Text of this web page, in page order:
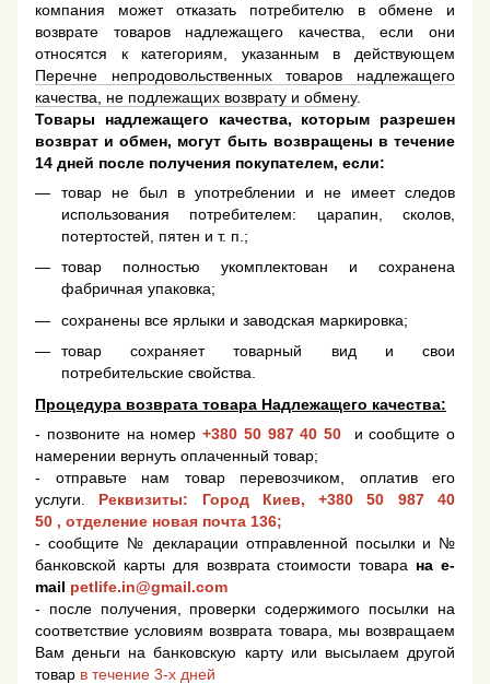
компания может отказать потребителю в обмене и
возврате товаров надлежащего качества, если они
относятся к категориям, указанным в действующем
Перечне непродовольственных товаров надлежащего
качества, не подлежащих возврату и обмену.
Товары надлежащего качества, которым разрешен
возврат и обмен, могут быть возвращены в течение
14 дней после получения покупателем, если:
товар не был в употреблении и не имеет следов
использования потребителем: царапин, сколов,
потертостей, пятен и т. п.;
товар полностью укомплектован и сохранена
фабричная упаковка;
сохранены все ярлыки и заводская маркировка;
товар сохраняет товарный вид и свои
потребительские свойства.
Процедура возврата товара Надлежащего качества:
- позвоните на номер +380 50 987 40 50
и сообщите о
намерении вернуть оплаченный товар;
- отправьте нам товар перевозчиком, оплатив его
услуги. Реквизиты: Город Киев,+380 50 987 40
50 , отделение новая почта 136;
- сообщите № декларации отправленной посылки и №
банковской карты для возврата стоимости товара на e-
mail petlife.in@gmail.com
- после получения, проверки содержимого посылки на
соответствие условиям возврата товара, мы возвращаем
Вам деньги на банковскую карту или высылаем другой
товар в течение 3-х дней